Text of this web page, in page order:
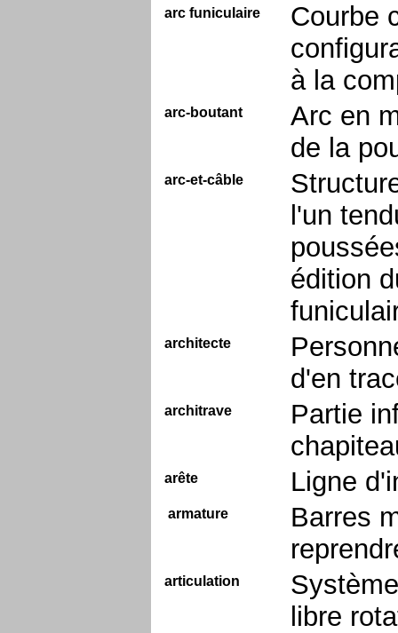
arc funiculaire
Courbe
à la
arc-boutant
Arc en
de la
arc-et-câble
l'un
édition
architecte
d'en
architrave
Partie
arête Ligne
armature
Barres
articulation
libre